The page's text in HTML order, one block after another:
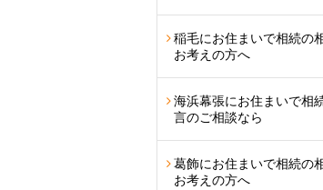
稲毛にお住まいで相続の
お考えの方へ
海浜幕張にお住まいで相
言のご相談なら
葛飾にお住まいで相続の
お考えの方へ